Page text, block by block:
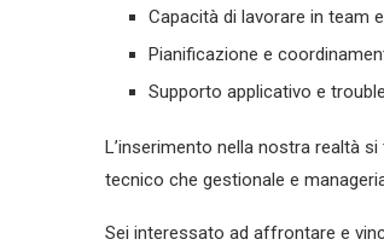
Capacità di lavorare in team
Pianificazione e
Supporto applicativo e
L’inserimento nella nostra realtà
tecnico che gestionale e
Sei interessato ad affrontare e